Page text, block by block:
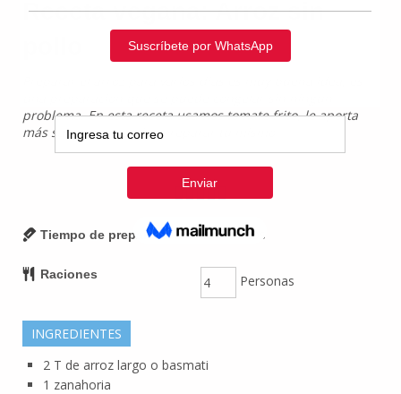
Receta vegana: Arroz sin
problema. En esta receta usamos tomate frito, le aporta
más sabor y lo puedes preparar tú mismo
Tiempo de preparación 25 Minutos
Raciones Personas
INGREDIENTES
2 T de arroz largo o basmati
1 zanahoria